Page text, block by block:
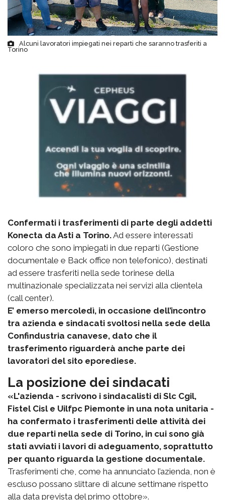
Alcuni lavoratori impiegati nei reparti che saranno trasferiti a
Torino
Confermati i trasferimenti di parte degli addetti
Konecta da Asti a Torino.Ad essere interessati
coloro che sono impiegati in due reparti (Gestione
documentale e Back office non telefonico), destinati
ad essere trasferiti nella sede torinese della
multinazionale specializzata nei servizi alla clientela
(call center).
E’ emerso mercoledì, in occasione dell’incontro
tra azienda e sindacati svoltosi nella sede della
Confindustria canavese, dato che il
trasferimento riguarderà anche parte dei
lavoratori del sito eporediese.
La posizione dei sindacati
«L'azienda - scrivono i sindacalisti di Slc Cgil,
Fistel Cisl e Uilfpc Piemonte in una nota unitaria -
ha confermato i trasferimenti delle attività dei
due reparti nella sede di Torino, in cui sono già
stati avviati i lavori di adeguamento, soprattutto
per quanto riguarda la gestione documentale.
Trasferimenti che, come ha annunciato l’azienda, non è
escluso possano slittare di alcune settimane rispetto
alla data prevista del primo ottobre».